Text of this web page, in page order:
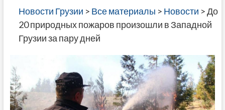
САЙТЕ
n
u
t
t
o
n
Новости Грузии > Все материалы > Новости >До
20 природных пожаров произошли в Западной
Грузии за пару дней